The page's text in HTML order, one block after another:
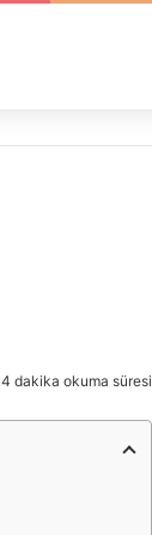
4 dakika okuma süresi